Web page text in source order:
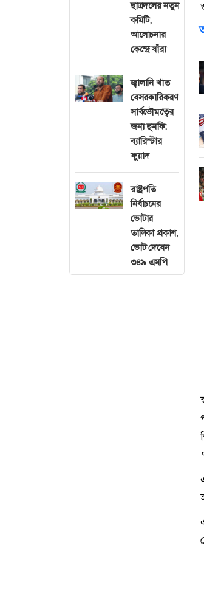
ছাত্রদলের নতুন
কমিটি,
আলোচনার
কেন্দ্রে যাঁরা
জ্বালানি খাত
বেসরকারিকরণ
সার্বভৌমত্বের
জন্য হুমকি:
ব্যারিস্টার
ফুয়াদ
রাষ্ট্রপতি
নির্বাচনের
ভোটার
তালিকা প্রকাশ,
ভোট দেবেন
৩৪৯ এমপি